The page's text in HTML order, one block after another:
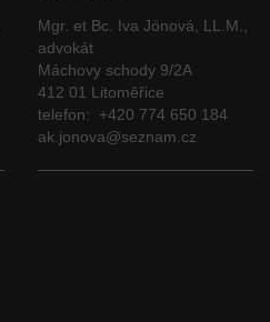
Mgr. et Bc. Iva Jónová, LL.M.,
advokát
Máchovy schody 9/2A
412 01 Litoměřice
telefon: +420 774 650 184
ak.jonova@seznam.cz